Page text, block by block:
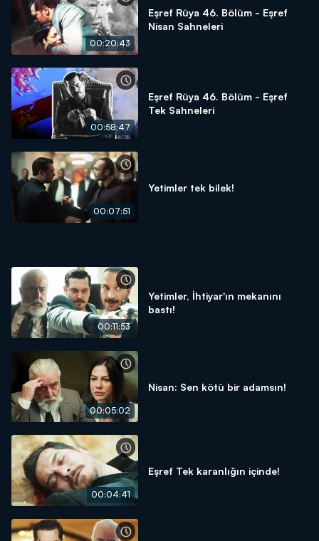
00:20:43
Eşref Rüya 46. Bölüm - Eşref
Nisan Sahneleri
00:58:47
Eşref Rüya 46. Bölüm - Eşref
Tek Sahneleri
00:07:51
Yetimler tek bilek!
00:11:53
Yetimler, İhtiyar'ın mekanını
bastı!
00:05:02
Nisan: Sen kötü bir adamsın!
00:04:41
Eşref Tek karanlığın içinde!